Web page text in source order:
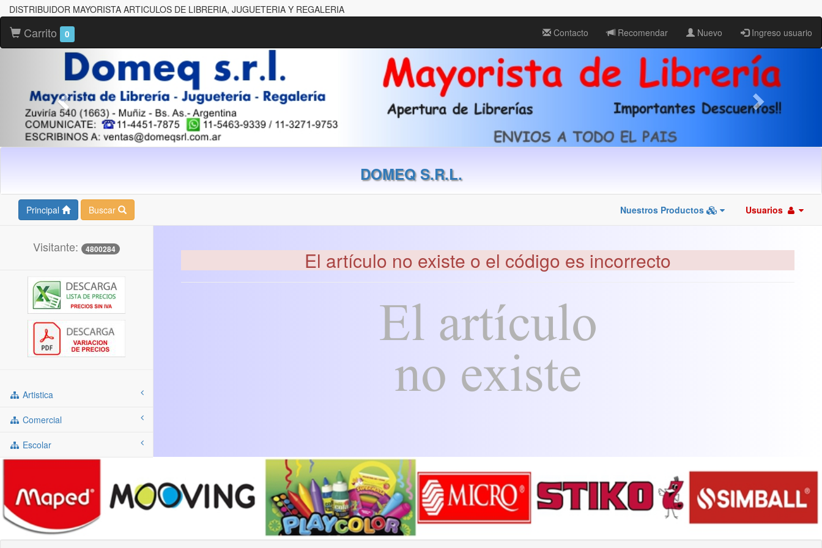
DISTRIBUIDOR MAYORISTA ARTICULOS DE LIBRERIA, JUGUETERIA Y REGALERIA
Carrito 0 Contacto Recomendar Nuevo Ingreso usuario
DOMEQ S.R.L.
Principal Buscar Nuestros Productos Usuarios
Visitante: 4800284
Artistica
Comercial
Escolar
El artículo no existe o el código es incorrecto